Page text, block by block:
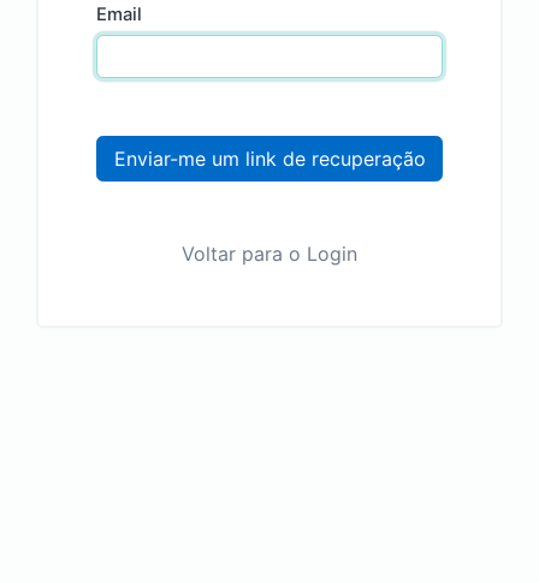
Email
Enviar-me um link de recuperação
Voltar para o Login